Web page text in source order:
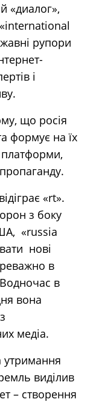
«диалог»,
рупори
і
що росія
формує на їх
платформи,
«rt».
з боку
«russia
нові
в
в
вона
медіа.
утримання
виділив
– створення